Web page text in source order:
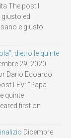
The post Il
ed
e giusto
dietro le quinte
29, 2020
Dario Edoardo
LEV: “Papa
quinte
first on
Dicembre